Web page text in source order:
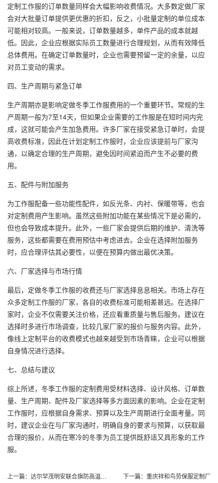
定制工作服的订单数量同样会大幅影响收费情况。大多数定做厂家
会对大批量订单提供更优惠的折扣，反之，小批量定制的单位成本
可能相对较高。一般来说，订单数量越多，单件产品的成本就越
低。因此，企业应根据实际员工数量进行合理规划，从而有效降低
总体费用。在确定订单数量时，企业也需要预留一定的余量，以应
对员工变动的需求。
四、生产周期与紧急订单
生产周期亦是影响定做冬季工作服费用的一个重要环节。常规的生
产周期一般为7至14天，但如果企业需要的工作服是在短时间内完
成，这就可能会产生加急费用。许多厂家在接受紧急订单时，会提
高收费标准，因此在计划定制工作服时，企业应该提前与厂家沟
通，以确定合理的生产周期，避免因时间紧迫而产生不必要的费
用。
五、配件与附加服务
为工作服配备一些功能性配件，如反光条、内衬、保暖带等，也会
对定制费用产生影响。虽然这些附加功能在某些情况下是必需的，
但也会导致成本提升。此外，一些厂家会提供后期的维护、清洗等
服务，这些都需要在费用预估中考虑进去。企业在选择附加服务
时，应合理评估其必要性，以便在预算内做出最优决策。
六、厂家选择与市场行情
最后，定做冬季工作服的收费还与厂家选择息息相关。市场上存在
众多定制工作服的厂家，各自的收费标准可能相差甚远。在选择厂
家时，企业不仅需要关注价格，还应看重质量与售后服务。建议在
选择时多进行市场调查，比较几家厂家的报价与服务内容。此外，
像线上定制平台的收费模式也越来越受到市场青睐，企业可以根据
自身情况进行选择。
七、总结与建议
综上所述，冬季工作服的定制费用受材料选择、设计风格、订单数
量、生产周期、配件及厂家选择等多方面因素的影响。企业在定制
工作服时，应根据自身需求、预算以及生产周期进行全面考量。同
时，建议企业在与厂家沟通时，明确自身的要求与预算，以获取最
合理的报价，从而在寒冷的冬季为员工提供既舒适又具形象的工作
服。
上一篇： 达尔罕茂明安联合旗防高温工作服 下一篇： 重庆祥和鸟劳保服定制厂